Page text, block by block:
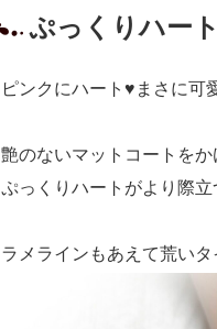
ぷっくりハー
ピンクにハート ♥️ まさに可
艶のないマットコートを
ぷっくりハートがより際
ラメラインもあえて荒い